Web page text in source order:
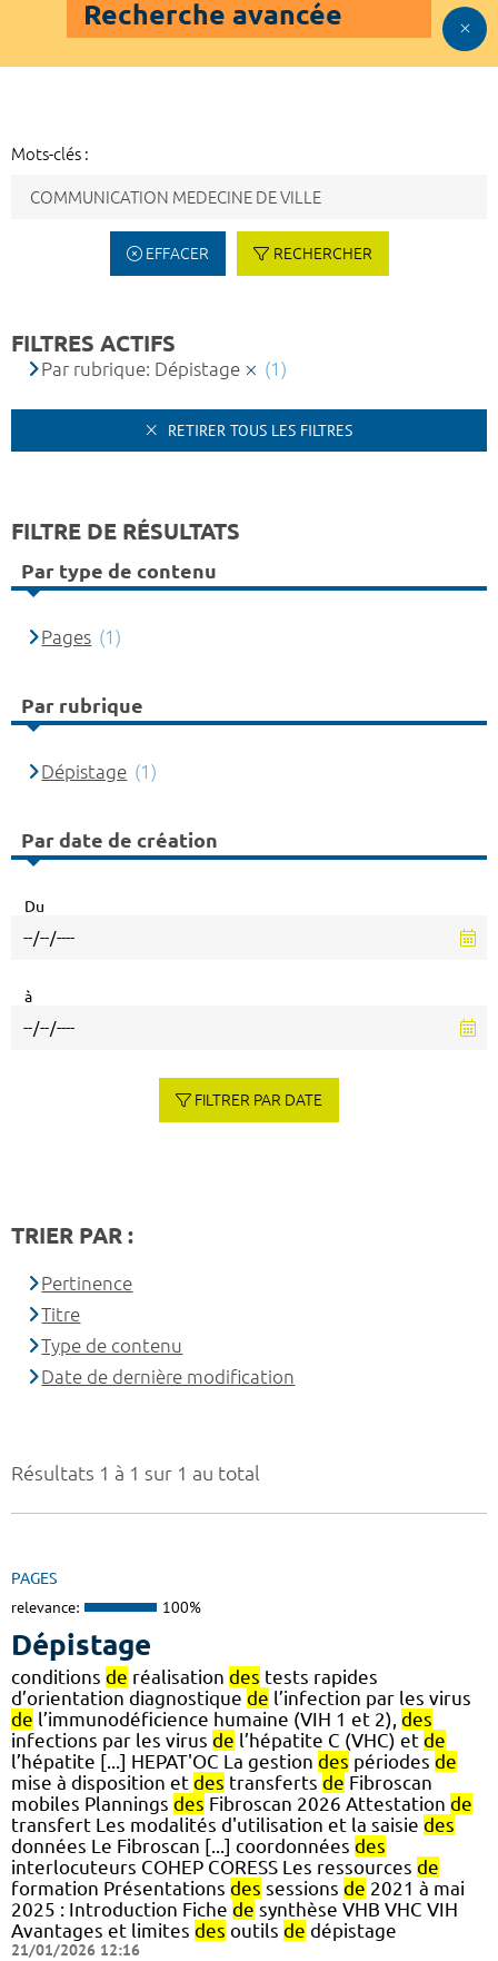
Recherche avancée
Mots-clés :
EFFACER RECHERCHER
Résultats 1 à 1 sur 1 au total
PAGES
relevance: 100%
Dépistage
conditions de réalisation des tests rapides
d’orientation diagnostique de l’infection par les virus
de l’immunodéficience humaine (VIH 1 et 2), des
infections par les virus de l’hépatite C (VHC) et de
l’hépatite [...] HEPAT'OC La gestion des périodes de
mise à disposition et des transferts de Fibroscan
mobiles Plannings des Fibroscan 2026 Attestation de
transfert Les modalités d'utilisation et la saisie des
données Le Fibroscan [...] coordonnées des
interlocuteurs COHEP CORESS Les ressources de
formation Présentations des sessions de 2021 à mai
2025 : Introduction Fiche de synthèse VHB VHC VIH
Avantages et limites des outils de dépistage
21/01/2026 12:16
FILTRES ACTIFS
Par rubrique: Dépistage (1)
RETIRER TOUS LES FILTRES
FILTRE DE RÉSULTATS
Par type de contenu
Pages (1)
Par rubrique
Dépistage (1)
Par date de création
Du
à
FILTRER PAR DATE
TRIER PAR :
Pertinence
Titre
Type de contenu
Date de dernière modification